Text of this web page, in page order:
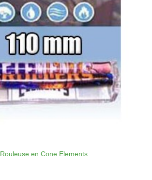
Rouleuse en Cone Elements